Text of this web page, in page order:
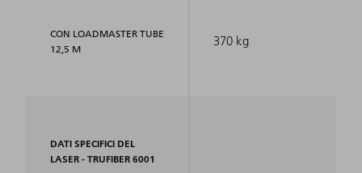
CON LOADMASTER TUBE
12,5 M
DATI SPECIFICI DEL
LASER - TRUFIBER 6001
370 kg